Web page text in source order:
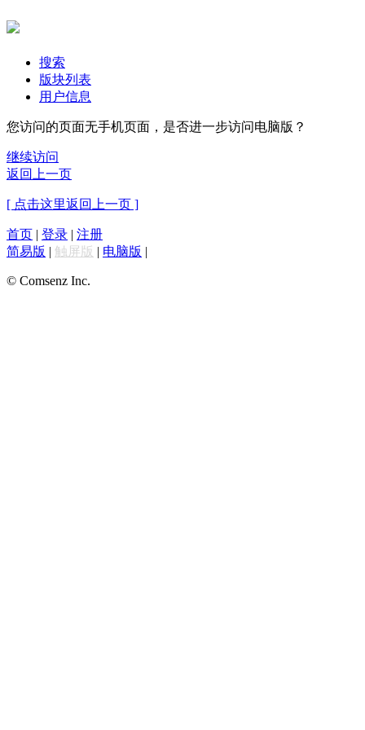
搜索
版块列表
用户信息
您访问的页面无手机页面，是否进一步访问电脑版？
继续访问
返回上一页
[ 点击这里返回上一页 ]
首页 | 登录 | 注册
简易版 | 触屏版 | 电脑版 |
© Comsenz Inc.